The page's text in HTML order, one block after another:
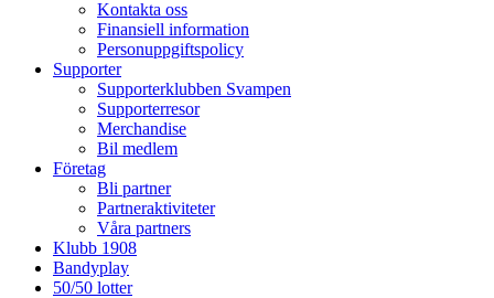
Kontakta oss
Finansiell information
Personuppgiftspolicy
Supporter
Supporterklubben Svampen
Supporterresor
Merchandise
Bil medlem
Företag
Bli partner
Partneraktiviteter
Våra partners
Klubb 1908
Bandyplay
50/50 lotter